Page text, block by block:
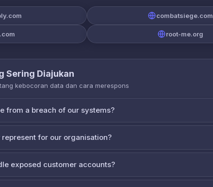
combatsiege.com
root-me.org
Sering Diajukan
kebocoran data dan cara merespons
from a breach of our systems?
for our organisation?
exposed customer accounts?